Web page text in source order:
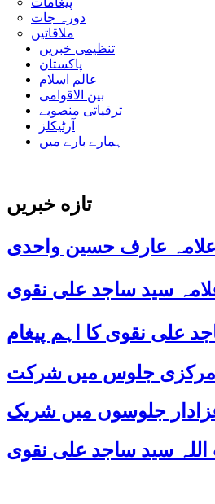
دورہ جات
ملاقاتیں
تنظیمی خبریں
پاکستان
عالم اسلام
بین الاقوامی
ترقیاتی منصوبے
آرٹیکلز
ہمارے بارے میں
تازه خبریں
عارف حسین واحدی
سید ساجد علی نقوی
مرکزی جلوس میں شرکت